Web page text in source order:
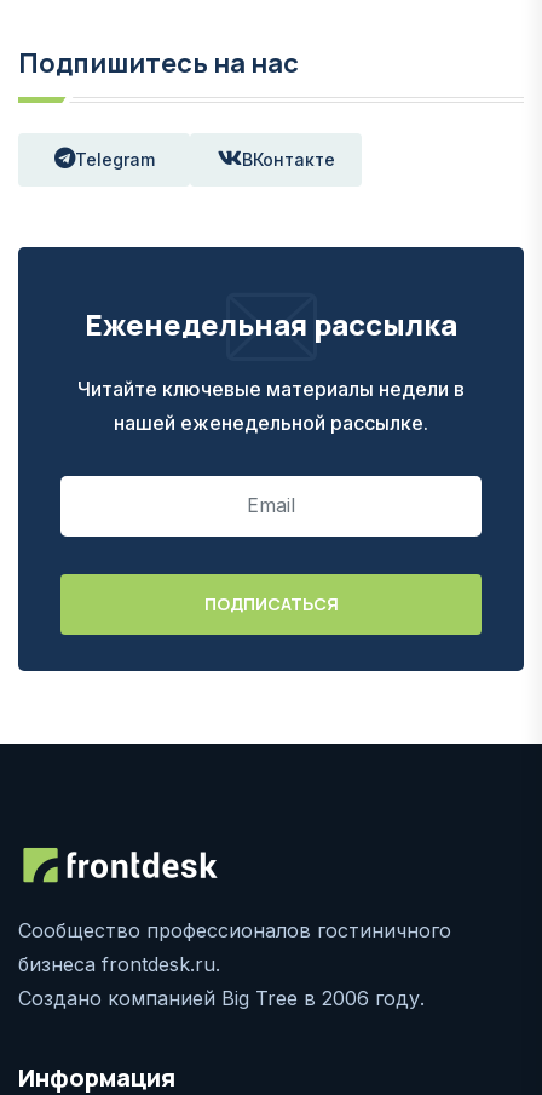
Подпишитесь на нас
Telegram ВКонтакте
Еженедельная рассылка
Читайте ключевые материалы недели в
нашей еженедельной рассылке.
Сообщество профессионалов гостиничного
бизнеса frontdesk.ru.
Создано компанией Big Tree в 2006 году.
Информация